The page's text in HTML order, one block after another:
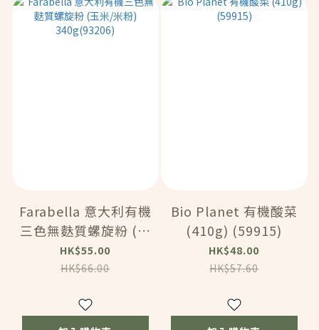
Farabella 意大利有機
三色無麩質螺旋粉 (玉
米/米粉)
340g(93206)
HK$55.00
HK$66.00
Bio Planet 有機酸菜
(410g) (59915)
HK$48.00
HK$57.60